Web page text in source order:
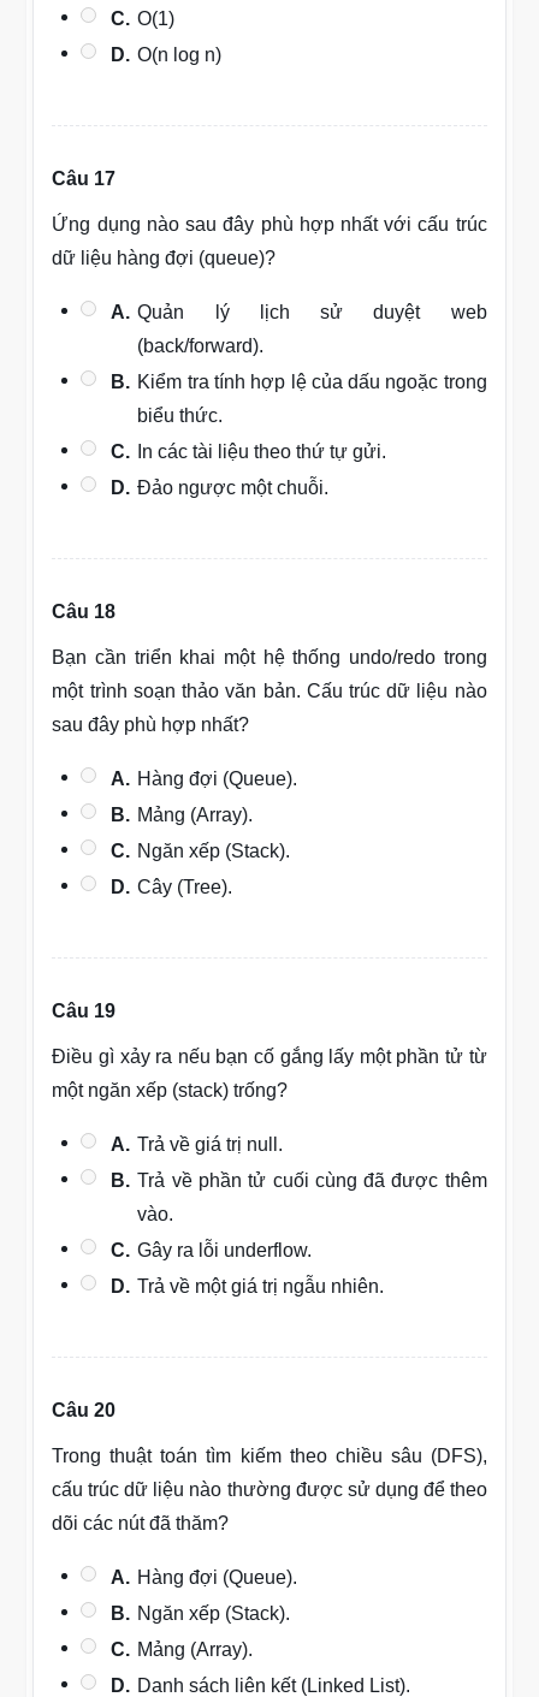
C. O(1)
D. O(n log n)
Câu 17
Ứng dụng nào sau đây phù hợp nhất với cấu trúc
dữ liệu hàng đợi (queue)?
A. Quản lý lịch sử duyệt web
(back/forward).
B. Kiểm tra tính hợp lệ của dấu ngoặc trong
biểu thức.
C.
In các tài liệu theo thứ tự gửi.
D. Đảo ngược một chuỗi.
Câu 18
Bạn cần triển khai một hệ thống undo/redo trong
một trình soạn thảo văn bản. Cấu trúc dữ liệu nào
sau đây phù hợp nhất?
A. Hàng đợi (Queue).
B. Mảng (Array).
C. Ngăn xếp (Stack).
D. Cây (Tree).
Câu 19
Điều gì xảy ra nếu bạn cố gắng lấy một phần tử từ
một ngăn xếp (stack) trống?
A. Trả về giá trị null.
B. Trả về phần tử cuối cùng đã được thêm
vào.
C. Gây ra lỗi underflow.
D. Trả về một giá trị ngẫu nhiên.
Câu 20
Trong thuật toán tìm kiếm theo chiều sâu (DFS),
cấu trúc dữ liệu nào thường được sử dụng để theo
dõi các nút đã thăm?
A. Hàng đợi (Queue).
B. Ngăn xếp (Stack).
C. Mảng (Array).
D. Danh sách liên kết (Linked List).